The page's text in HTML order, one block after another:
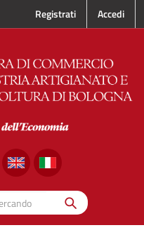
Registrati Accedi
quello che stai cercando
Cerca